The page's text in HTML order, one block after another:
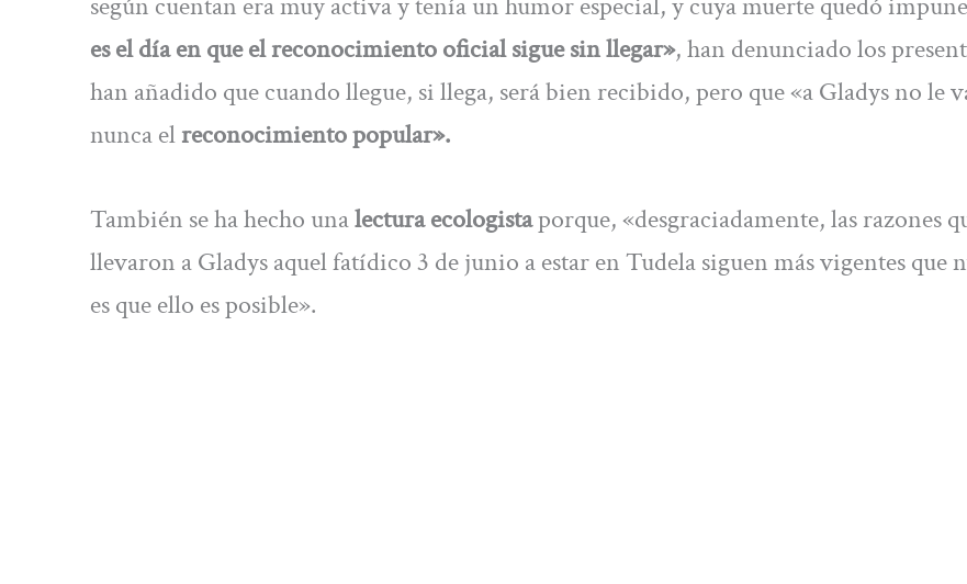
es el día en que el reconocimiento oficial sigue sin llegar», han denunciado los
han añadido que cuando llegue, si llega, será bien recibido, pero que «a Gladys no le
nunca elreconocimiento popular».
También se ha hecho unalectura ecologistaporque, «desgraciadamente, las razones
llevaron a Gladys aquel fatídico 3 de junio a estar en Tudela siguen más vigentes que
es que ello es posible».